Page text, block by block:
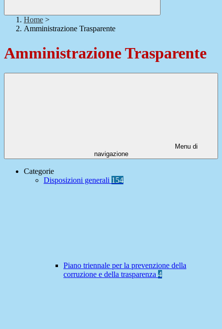
Home >
Amministrazione Trasparente
Amministrazione Trasparente
Menu di
navigazione
Categorie
Disposizioni generali 154
Piano triennale per la prevenzione della
corruzione e della trasparenza 4